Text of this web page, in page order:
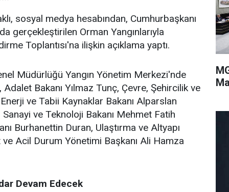
sosyal medya hesabından, Cumhurbaşkanı
gerçekleştirilen Orman Yangınlarıyla
Toplantısı'na ilişkin açıklama yaptı.
Müdürlüğü Yangın Yönetim Merkezi'nde
Adalet Bakanı Yılmaz Tunç, Çevre, Şehircilik ve
ve Tabii Kaynaklar Bakanı Alparslan
ve Teknoloji Bakanı Mehmet Fatih
Burhanettin Duran, Ulaştırma ve Altyapı
Acil Durum Yönetimi Başkanı Ali Hamza
Devam Edecek